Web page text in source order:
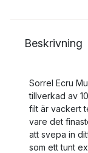
Beskrivning
Sorrel Ecru
tillverkad av
filt är vackert
vare det
att svepa in
som ett tunt